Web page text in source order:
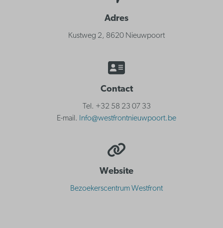
Adres
Kustweg 2, 8620 Nieuwpoort
Contact
Tel. +32 58 23 07 33
E-mail.
Info@westfrontnieuwpoort.be
Website
Bezoekerscentrum Westfront